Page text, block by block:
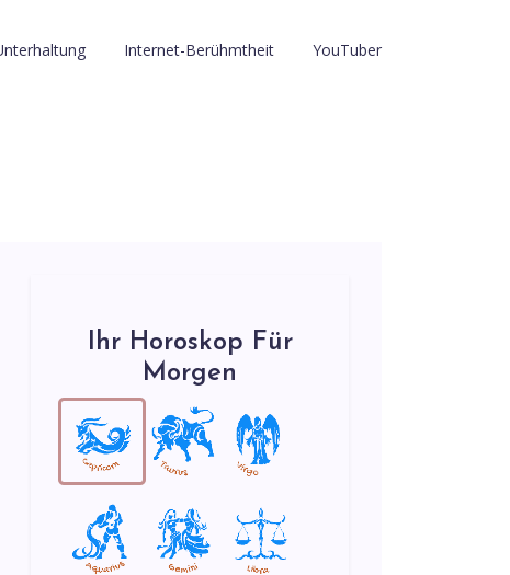
Internet-Berühmtheit YouTuber
Ihr Horoskop Für
Morgen